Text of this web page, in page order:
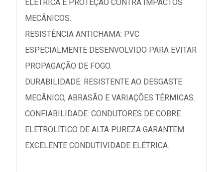
ELÉTRICA E PROTEÇÃO CONTRA IMPACTOS
MECÂNICOS.
RESISTÊNCIA ANTICHAMA: PVC
ESPECIALMENTE DESENVOLVIDO PARA EVITAR
PROPAGAÇÃO DE FOGO.
DURABILIDADE: RESISTENTE AO DESGASTE
MECÂNICO, ABRASÃO E VARIAÇÕES TÉRMICAS.
CONFIABILIDADE: CONDUTORES DE COBRE
ELETROLÍTICO DE ALTA PUREZA GARANTEM
EXCELENTE CONDUTIVIDADE ELÉTRICA.